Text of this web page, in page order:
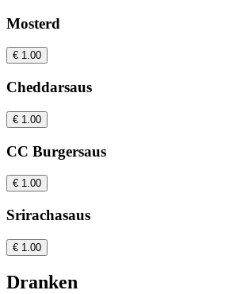
Mosterd
€ 1.00
Cheddarsaus
€ 1.00
CC Burgersaus
€ 1.00
Srirachasaus
€ 1.00
Dranken